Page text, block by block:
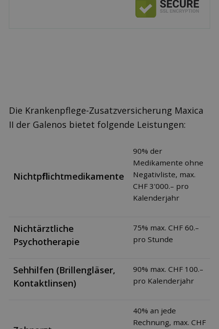
Die Krankenpflege-Zusatzversicherung Maxica
II der Galenos bietet folgende Leistungen:
Nichtpﬂichtmedikamente
90% der
Medikamente ohne
Negativliste, max.
CHF 3'000.– pro
Kalenderjahr
Nichtärztliche
Psychotherapie
75% max. CHF 60.–
pro Stunde
Sehhilfen (Brillengläser,
Kontaktlinsen)
90% max. CHF 100.–
pro Kalenderjahr
40% an jede
Rechnung, max. CHF